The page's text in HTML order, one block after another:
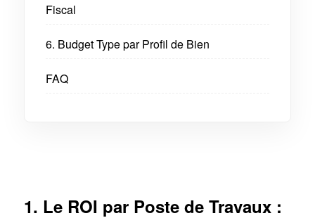
Fiscal
6. Budget Type par Profil de Bien
FAQ
1. Le ROI par Poste de Travaux :